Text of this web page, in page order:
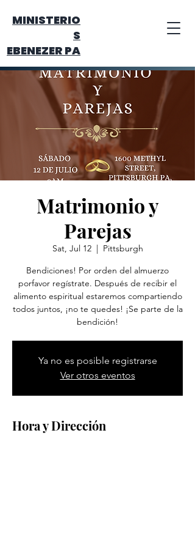
MINISTERIO
S
EBENEZER PA
Matrimonio y
Parejas
Sat, Jul 12
  |
Pittsburgh
Bendiciones! Por orden del almuerzo
porfavor regístrate. Después de recibir el
alimento espiritual estaremos compartiendo
todos juntos, ¡no te quedes! ¡Se parte de la
bendición!
Ya no es posible registrarse
Ver otros eventos
Hora y Dirección